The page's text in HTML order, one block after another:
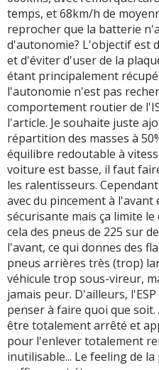
temps, et 68km/h de
reprocher que la batterie
d'autonomie? L'objectif est
et d'éviter d'user de la
étant principalement
l'autonomie n'est pas
comportement routier de
l'article. Je souhaite juste
répartition des masses à
équilibre redoutable à
voiture est basse, il faut
les ralentisseurs.
avec du pincement à
sécurisante mais ça limite
cela des pneus de 225 sur
l'avant, ce qui donnes des
pneus arrières très (trop)
véhicule trop sous-vireur,
jamais peur. D'ailleurs,
penser à faire quoi que
être totalement arrêté et
pour l'enlever totalement
inutilisable... Le feeling de